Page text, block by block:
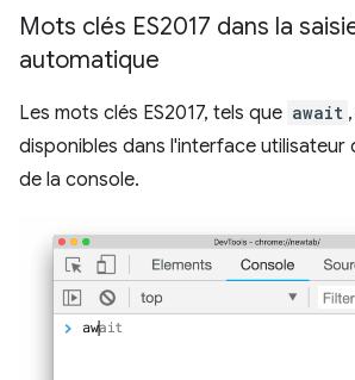
Mots clés ES2017 dans la
automatique
Les mots clés ES2017, tels que await
disponibles dans l'interface
de la console.